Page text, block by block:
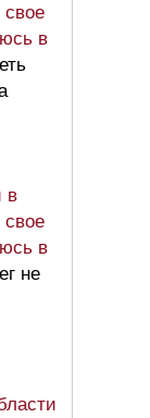
свое
в
в
свое
в
не